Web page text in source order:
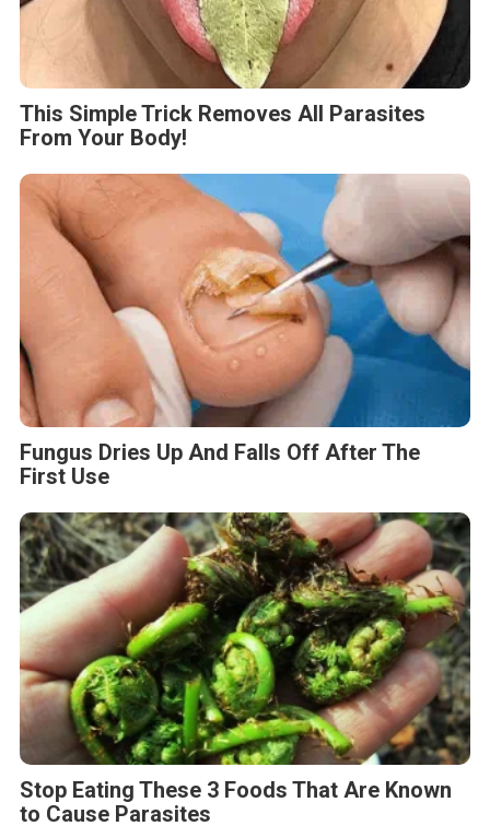
This Simple Trick Removes All Parasites
From Your Body!
Fungus Dries Up And Falls Off After The
First Use
Stop Eating These 3 Foods That Are Known
to Cause Parasites